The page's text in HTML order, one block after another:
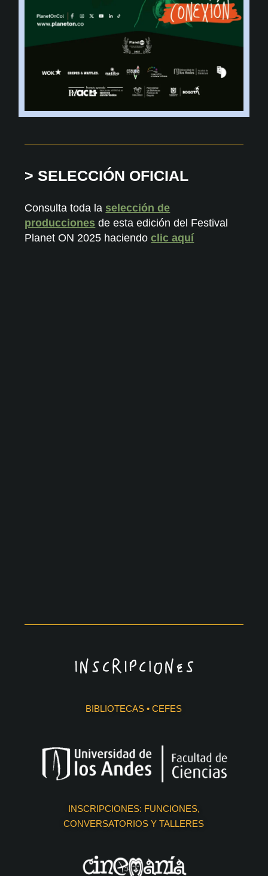
> SELECCIÓN OFICIAL
Consulta toda la selección de
producciones de esta edición del Festival
Planet ON 2025 haciendoclic aquí
BIBLIOTECAS • CEFES
INSCRIPCIONES: FUNCIONES,
CONVERSATORIOS Y TALLERES